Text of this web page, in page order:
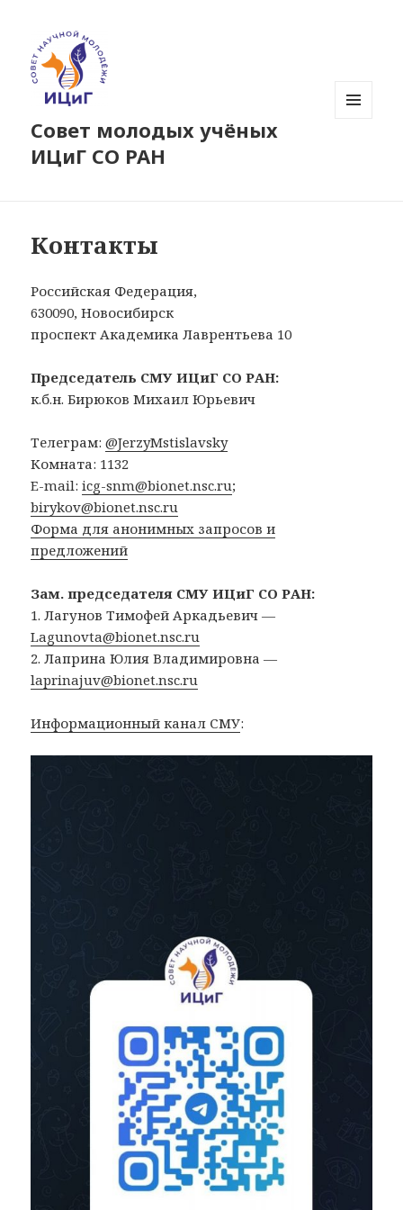
Совет молодых учёных
ИЦиГ СО РАН
Контакты
Российская Федерация,
630090, Новосибирск
проспект Академика Лаврентьева 10
Председатель СМУ ИЦиГ СО РАН:
к.б.н. Бирюков Михаил Юрьевич
Телеграм:@JerzyMstislavsky
Комната: 1132
E-mail:icg-snm@bionet.nsc.ru;
birykov@bionet.nsc.ru
Форма для анонимных запросов и
предложений
Зам. председателя СМУ ИЦиГ СО РАН:
1. Лагунов Тимофей Аркадьевич —
Lagunovta@bionet.nsc.ru
2. Лаприна Юлия Владимировна —
laprinajuv@bionet.nsc.ru
Информационный канал СМУ: